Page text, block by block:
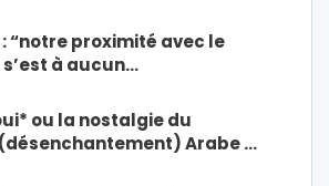
“notre proximité avec le
à aucun…
ou la nostalgie du
Arabe …